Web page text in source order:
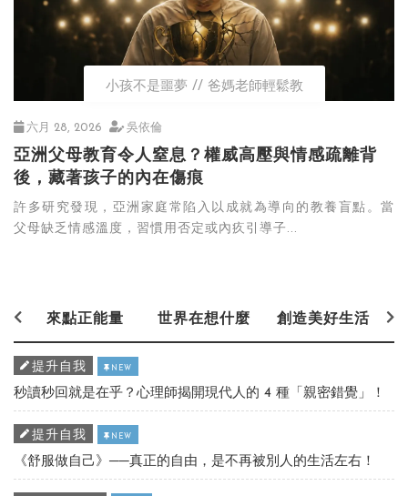
小孩不是噩夢 爸媽老師輕鬆教
六月 28, 2026 吳依倫
亞洲父母教育令人窒息？權威高壓與情感疏離背
後，藏著孩子的內在傷痕
許多研究發現，亞洲家庭常陷入以成就為導向的教養盲點。當
父母缺乏情感溫度，習慣用否定或內疚引導子...
來點正能量 世界在想什麼 創造美好生活
提升自我 NEW
秒讀秒回就是在乎？心理師揭開現代人的 4 種「親密錯覺」！
提升自我 NEW
《舒服做自己》──真正的自由，是不再被別人的生活左右！